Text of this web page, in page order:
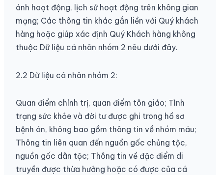
ánh hoạt động, lịch sử hoạt động trên không gian
mạng; Các thông tin khác gắn liền với Quý khách
hàng hoặc giúp xác định Quý Khách hàng không
thuộc Dữ liệu cá nhân nhóm 2 nêu dưới đây.
2.2 Dữ liệu cá nhân nhóm 2:
Quan điểm chính trị, quan điểm tôn giáo; Tình
trạng sức khỏe và đời tư được ghi trong hồ sơ
bệnh án, không bao gồm thông tin về nhóm máu;
Thông tin liên quan đến nguồn gốc chủng tộc,
nguồn gốc dân tộc; Thông tin về đặc điểm di
truyền được thừa hưởng hoặc có được của cá